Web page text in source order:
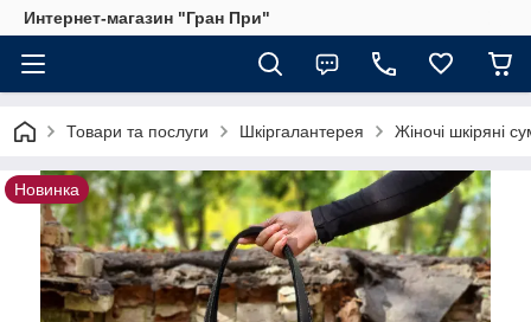
Интернет-магазин "Гран При"
Товари та послуги Шкіргалантерея Жіночі шкіряні
Новинка